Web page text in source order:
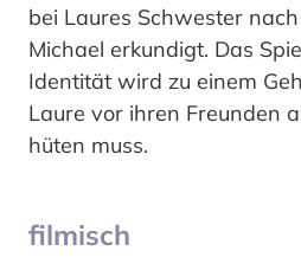
bei Laures Schwester
Michael erkundigt. Das
Identität wird zu einem
Laure vor ihren Freunden
hüten muss.
filmisch